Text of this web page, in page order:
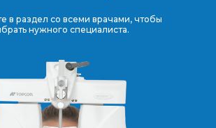
в раздел со всеми врачами, чтобы
нужного специалиста.